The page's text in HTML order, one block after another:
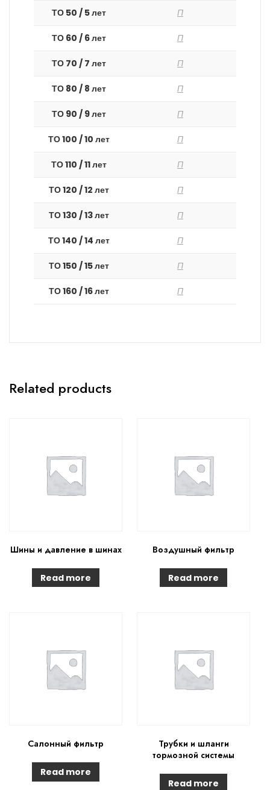
ТО 50 / 5 лет П
ТО 60 / 6 лет П
ТО 70 / 7 лет П
ТО 80 / 8 лет П
ТО 90 / 9 лет П
ТО 100 / 10 лет П
ТО 110 / 11 лет П
ТО 120 / 12 лет П
ТО 130 / 13 лет П
ТО 140 / 14 лет П
ТО 150 / 15 лет П
ТО 160 / 16 лет П
Related products
Шины и давление в шинах
Read more
Воздушный фильтр
Read more
Салонный фильтр
Read more
Трубки и шланги
тормозной системы
Read more